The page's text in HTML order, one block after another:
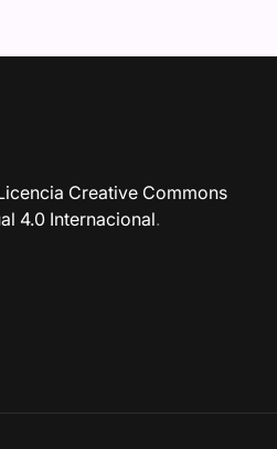
Creative Commons
4.0 Internacional.